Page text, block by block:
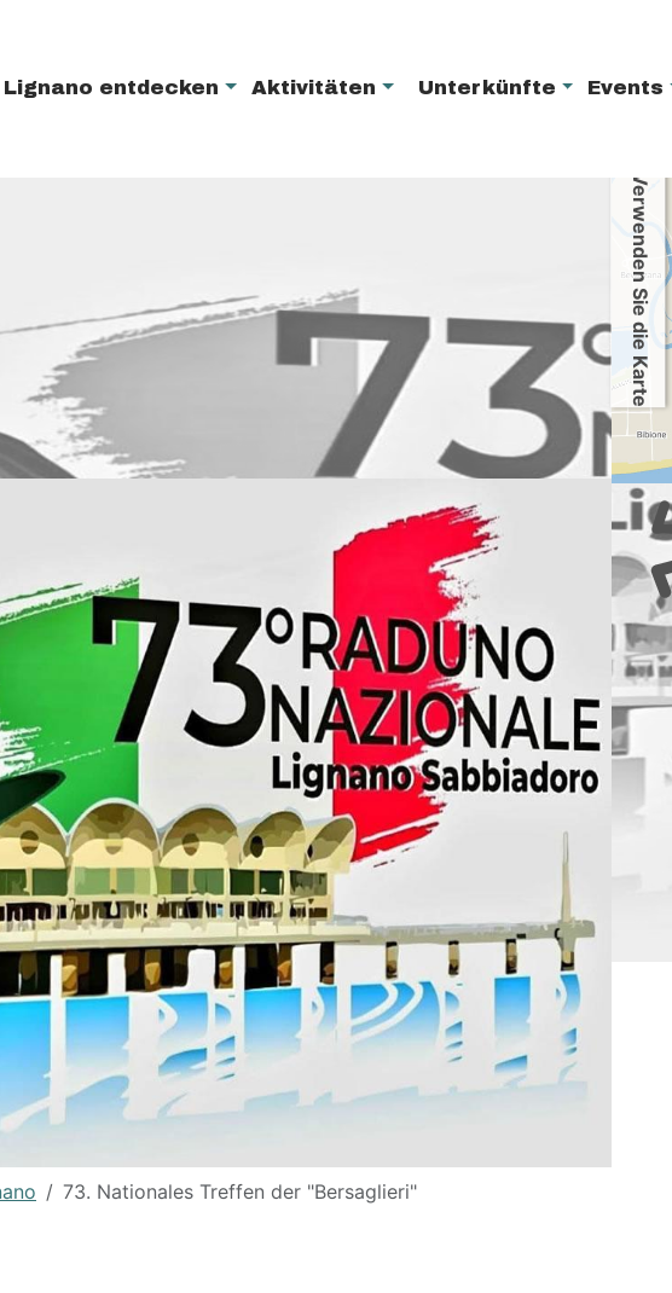
Lignano entdecken Aktivitäten Unterkünfte Events
73. Nationales Treffen der "Bersaglieri"
Verwenden Sie die Karte